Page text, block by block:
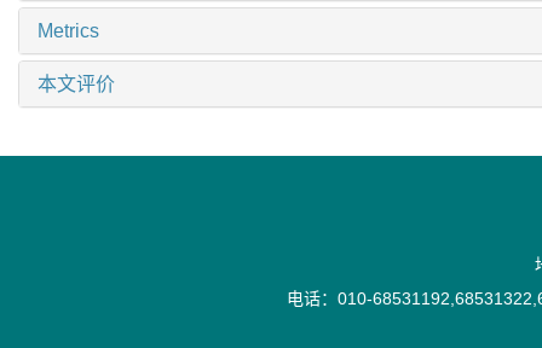
Metrics
本文评价
电话：010-